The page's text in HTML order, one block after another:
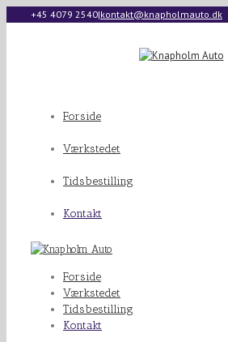
+45 4079 2540|kontakt@knapholmauto.dk
Forside
Værkstedet
Tidsbestilling
Kontakt
Forside
Værkstedet
Tidsbestilling
Kontakt